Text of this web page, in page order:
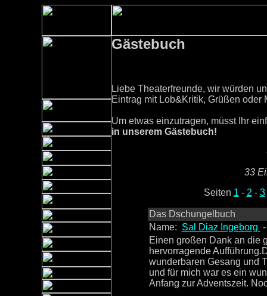
Gästebuch
Liebe Theaterfreunde, wir würden
Eintrag mit Lob&Kritik, Grüßen oder
Um etwas einzutragen, müsst Ihr
in unserem Gästebuch!
33
Seiten 1 - 2 - 3
Das Dschungelbuch
Name: Sal Diaz Ingeborg
Einen großen Dank an die
hervorragende
wunderbaren Gesang und
und für mich war es ein
Anfang zur Adventszeit.